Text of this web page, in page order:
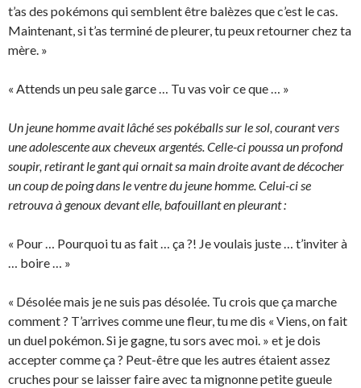
t’as des pokémons qui semblent être balèzes que c’est le cas.
Maintenant, si t’as terminé de pleurer, tu peux retourner chez ta
mère. »
« Attends un peu sale garce … Tu vas voir ce que … »
Un jeune homme avait lâché ses pokéballs sur le sol, courant vers
une adolescente aux cheveux argentés. Celle-ci poussa un profond
soupir, retirant le gant qui ornait sa main droite avant de décocher
un coup de poing dans le ventre du jeune homme. Celui-ci se
retrouva à genoux devant elle, bafouillant en pleurant :
« Pour … Pourquoi tu as fait … ça ?! Je voulais juste … t’inviter à
… boire … »
« Désolée mais je ne suis pas désolée. Tu crois que ça marche
comment ? T’arrives comme une fleur, tu me dis « Viens, on fait
un duel pokémon. Si je gagne, tu sors avec moi. » et je dois
accepter comme ça ? Peut-être que les autres étaient assez
cruches pour se laisser faire avec ta mignonne petite gueule